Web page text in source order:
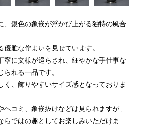
、銀色の象嵌が浮かび上がる独特の風合
雅な佇まいを見せています。
寧に文様が巡らされ、細やかな手仕事な
れる一品です。
く、飾りやすいサイズ感となっておりま
コミ、象嵌抜けなどは見られますが、
らではの趣としてお楽しみいただけま